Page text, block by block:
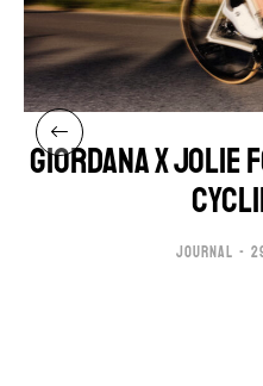
GIORDANA x JOLIE
JOURNAL